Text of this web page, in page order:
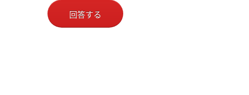
回答する